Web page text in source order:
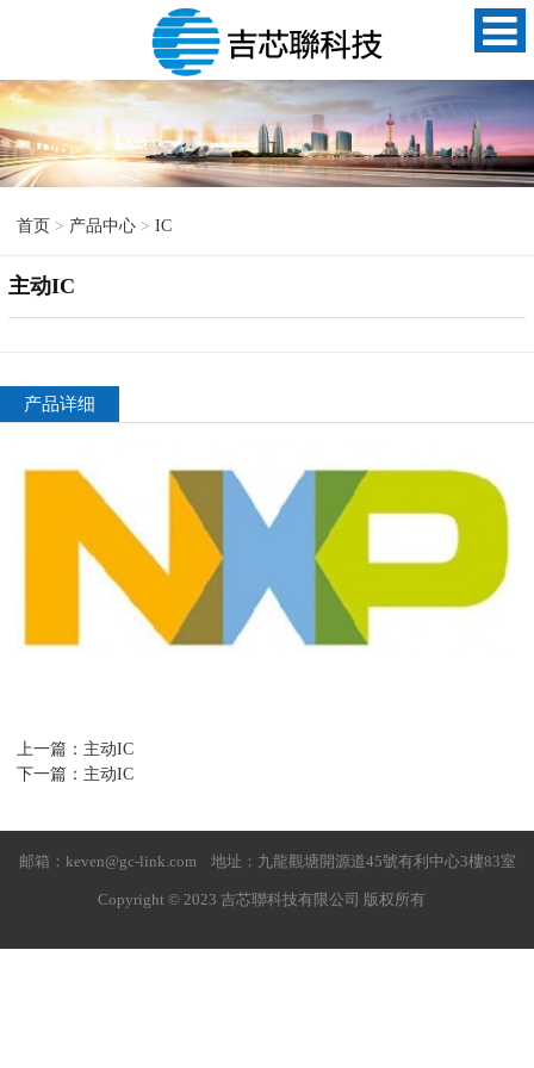
首页 > 产品中心 > IC
主动IC
产品详细
上一篇：主动IC
下一篇：主动IC
邮箱：keven@gc-link.com 地址：九龍觀塘開源道45號有利中心3樓83室
Copyright © 2023 吉芯聯科技有限公司 版权所有